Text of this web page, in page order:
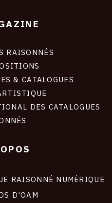
RAISONNÉS
& CATALOGUES
DES CATALOGUES
RAISONNÉ NUMÉRIQUE
D'OAM